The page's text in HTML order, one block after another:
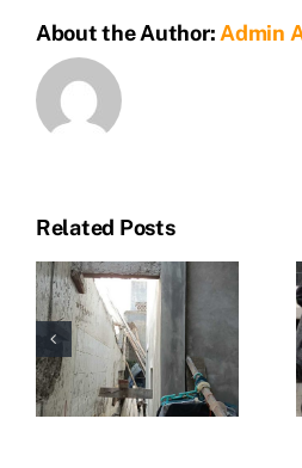
About the Author: Admin
Related Posts